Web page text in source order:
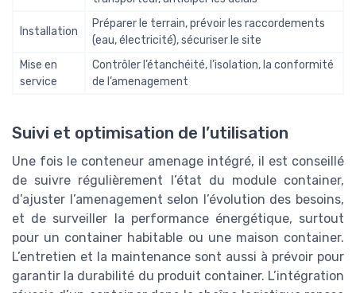
Installation
Préparer le terrain, prévoir les raccordements
(eau, électricité), sécuriser le site
Mise en
service
Contrôler l’étanchéité, l’isolation, la conformité
de l’amenagement
Suivi et optimisation de l’utilisation
Une fois le conteneur amenage intégré, il est conseillé
de suivre régulièrement l’état du module container,
d’ajuster l’amenagement selon l’évolution des besoins,
et de surveiller la performance énergétique, surtout
pour un container habitable ou une maison container.
L’entretien et la maintenance sont aussi à prévoir pour
garantir la durabilité du produit container. L’intégration